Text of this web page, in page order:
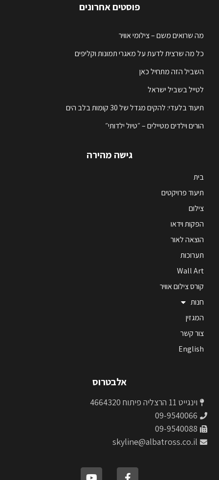
פוסטים אחרונים
מה שרואים משם – צילומי אוויר
כל מה שרצית לדעת על מאגרי תמונות וקליפים
השביל הזה מתחיל כאן
לטייל בשביל ישראל
תיעוד בלעדי: להקים מגדל של 30 קומות בלב הים
הורים וילדים מטיילים – ״טיול ילדותי״
גישה מהירה
בית
תיעוד פרויקטים
צילום
הפקות וידאו
הוצאה לאור
תערוכות
Wall Art
קורס צילום אוויר
חנות
המגזין
צור קשר
English
אלבטרוס
וינגייט 11 הרצליה פיתוח 4664320
09-9540066
09-9540088
skyline@albatross.co.il